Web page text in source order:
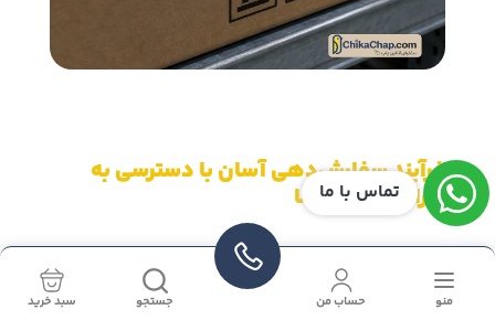
فرآیند سفارش‌دهی آسان با دسترسی به
تیراژ دلخواه شما
یکی از دغدغه‌های همیشگی کارگاه‌های نوپا و کسب‌وکارهای
نوظهور، نیاز به سفارش در حجم‌های بسیار بالا در چاپخانه‌های
تماس با ما
منو حساب من جستجو سبد خرید